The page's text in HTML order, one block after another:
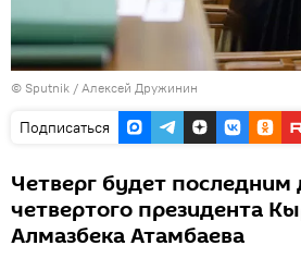
© Sputnik / Алексей Дружинин
Подписаться
Четверг будет
четвертого президента
Алмазбека Атамбаева